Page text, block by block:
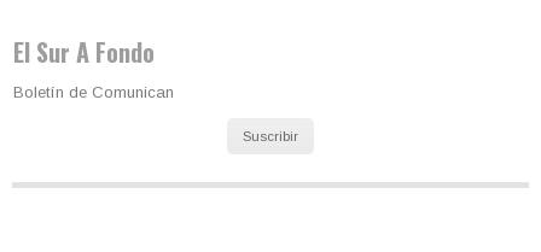
El Sur A Fondo
Boletín de Comunican
Suscribir